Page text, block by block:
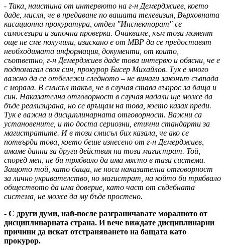
- Така, наистина от интервюто на г-н Демерджиев, което
даде, мисля, че в предаване по вашата телевизия, Върховната
касационна прокуратура, отдел "Инспекторат" се
самосезира и започна проверка. Очакваме, към този момент
още не сме получили, изискано е от МВР да се предоставят
необходимата информация, документи, от които,
съответно, г-н Демерджиев даде това интервю и обясни, че е
подпомагал своя син, прокурор Бисер Михайлов. Тук е много
важно да се отбележи следното – не винаги законът съвпада
с морала. В смисъл такъв, че в случая става въпрос за баща и
син. Наказателна отговорност в случая надали ще може да
бъде реализирана, но се връщам на това, което казах преди.
Тук е важна и дисциплинарната отговорност. Важни са
установените, и то доста сериозни, етични стандарти за
магистратите. И в този смисъл бих казала, че ако се
потвърди това, което беше изнесено от г-н Демерджиев,
имаме данни за други действия на този магистрат. Той,
според мен, не би трябвало да има място в тази система.
Защото той, като баща, не носи наказателна отговорност
за лично укривателство, но магистрат, на който би трябвало
обществото да има доверие, като част от съдебната
система, не може да му бъде простено.
- С други думи, най-после разграничавате моралното от
дисциплинарната страна. И вече виждате дисциплинарни
причини да искат отстраняването на бащата като
прокурор.